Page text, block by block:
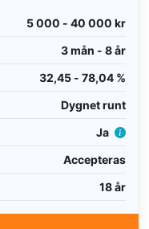
5 000 - 40 000 kr
3 mån - 8 år
32,45 - 78,04 %
Dygnet runt
Ja
Accepteras
18 år